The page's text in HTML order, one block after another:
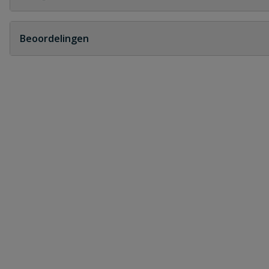
Geen vragen
Beoordelingen